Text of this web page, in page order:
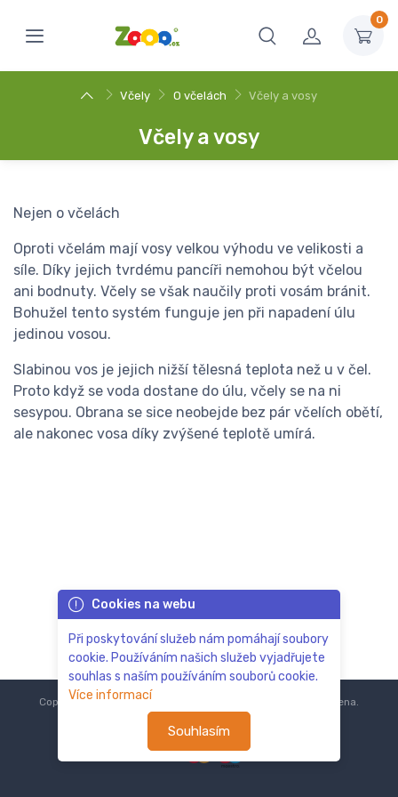
0
Včely O včelách Včely a vosy
Včely a vosy
Nejen o včelách
Oproti včelám mají vosy velkou výhodu ve velikosti a
síle. Díky jejich tvrdému pancíři nemohou být včelou
ani bodnuty. Včely se však naučily proti vosám bránit.
Bohužel tento systém funguje jen při napadení úlu
jedinou vosou.
Slabinou vos je jejich nižší tělesná teplota než u v čel.
Proto když se voda dostane do úlu, včely se na ni
sesypou. Obrana se sice neobejde bez pár včelích obětí,
ale nakonec vosa díky zvýšené teplotě umírá.
Cookies na webu
Při poskytování služeb nám pomáhají soubory
cookie. Používáním našich služeb vyjadřujete
souhlas s naším používáním souborů cookie.
Více informací
Souhlasím
Copyright © 2018-2024 Všechna práva vyhrazena.